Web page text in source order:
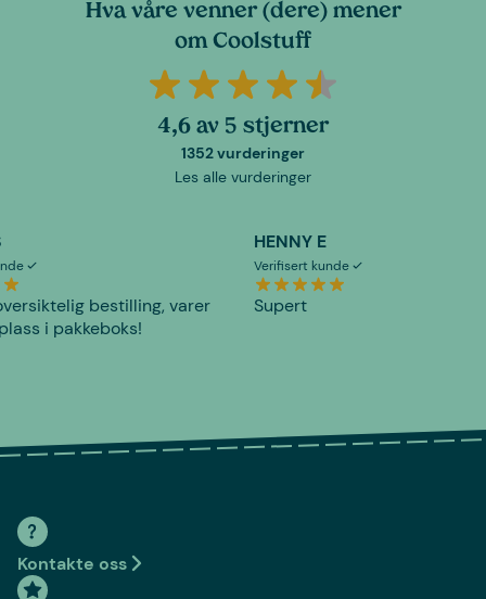
Hva våre venner (dere) mener
om Coolstuff
4,6 av 5 stjerner
1352 vurderinger
Les alle vurderinger
bestilling, varer
i pakkeboks!
HENNY E
Verifisert kunde
Supert
Kontakte oss